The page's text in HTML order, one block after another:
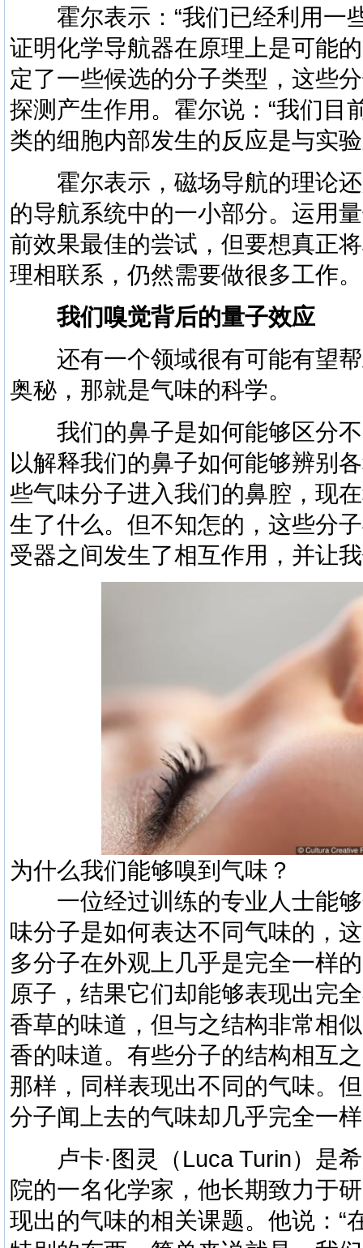
霍尔表示：“我们已经利用一
证明化学导航器在原理上是可能
定了一些候选的分子类型，这些
探测产生作用。霍尔说：“我们目
类的细胞内部发生的反应是与实
霍尔表示，磁场导航的理论还
的导航系统中的一小部分。运用
前效果最佳的尝试，但要想真正
理相联系，仍然需要做很多工作。
我们嗅觉背后的量子效应
还有一个领域很有可能有望帮
奥秘，那就是气味的科学。
我们的鼻子是如何能够区分不
以解释我们的鼻子如何能够辨
些气味分子进入我们的鼻腔，现
生了什么。但不知怎的，这些分
受器之间发生了相互作用，并让
为什么我们能够嗅到气味？
一位经过训练的专业人士能够
味分子是如何表达不同气味的，
多分子在外观上几乎是完全一样
原子，结果它们却能够表现出完
香草的味道，但与之结构非常相
香的味道。有些分子的结构相互
那样，同样表现出不同的气味。
分子闻上去的气味却几乎完全一
卢卡·图灵（Luca Turin）是希
院的一名化学家，他长期致力于
现出的气味的相关课题。他说：“